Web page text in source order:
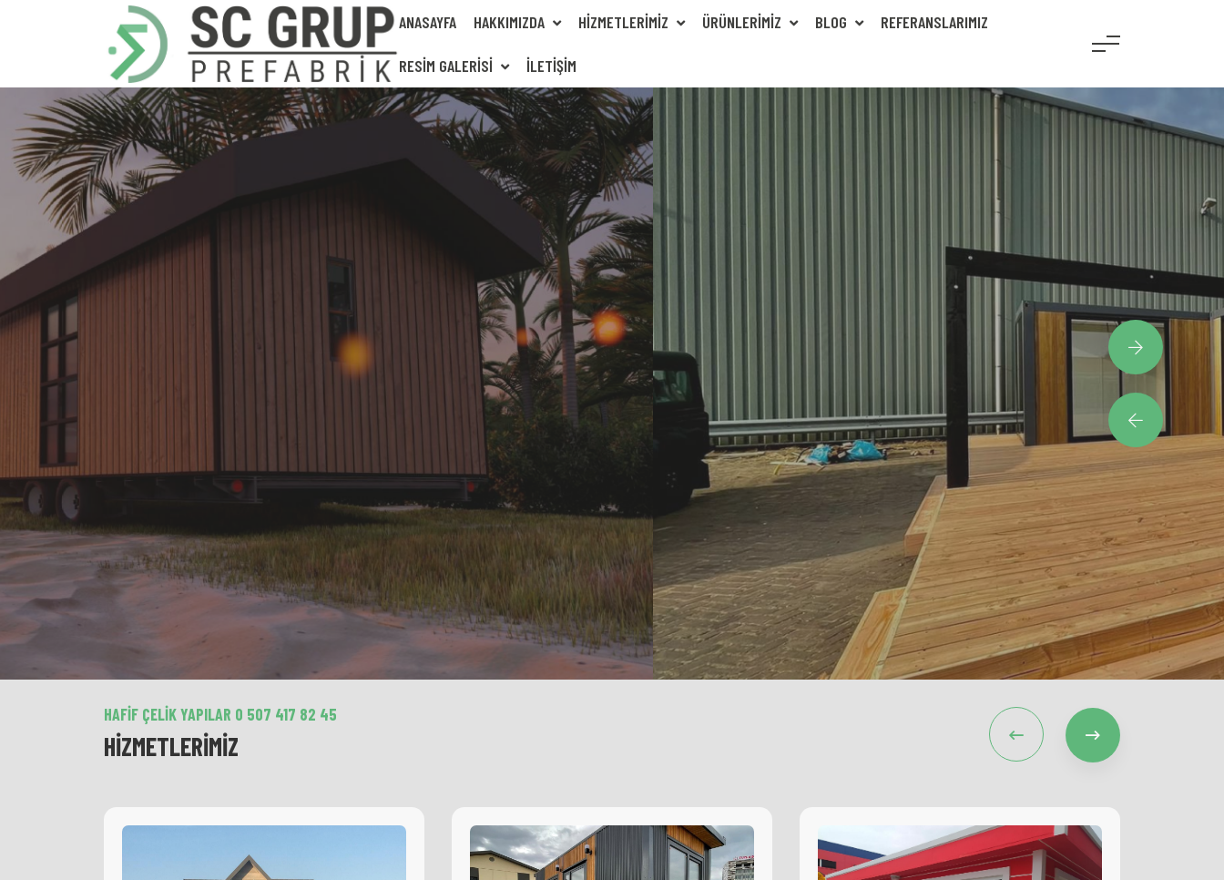
ANASAYFA HAKKIMIZDA HIZMETLERIMIZ ÜRÜNLERIMIZ BLOG REFERANSLARIMIZ
RESIM GALERISI İLETIŞIM
HER BÜTÇEYE UYĞUN ÜRÜNLER
HAFIF ÇELIK YAPILAR 0 507 417 82 45
HIZMETLERIMIZ